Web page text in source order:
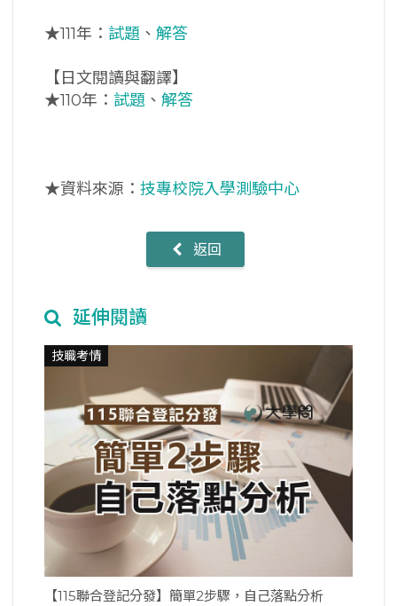
★111年： 試題 、 解答
【日文閱讀與翻譯】
★110年： 試題 、 解答
★資料來源： 技專校院入學測驗中心
返回
延伸閱讀
技職考情
【115聯合登記分發】簡單2步驟，自己落點分析